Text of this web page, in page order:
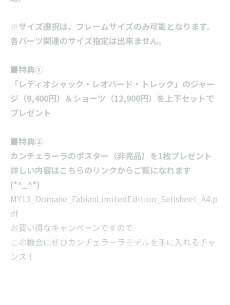
※サイズ選択は、フレームサイズのみ可能となります。
各パーツ関連のサイズ指定は出来ません。
■特典①
「レディオシャック・レオパード・トレック」のジャー
ジ（9,400円）＆ショーツ（12,900円）を上下セットで
プレゼント
■特典②
カンチェラーラのポスター（非売品）を1枚プレゼント
詳しい内容はこちらのリンクからご覧になれます
(*^_^*)
MY13_Domane_FabianLimitedEdition_Sellsheet_A4.p
df
お買い得なキャンペーンですので
この機会にぜひカンチェラーラモデルを手に入れるチャ
ンス！